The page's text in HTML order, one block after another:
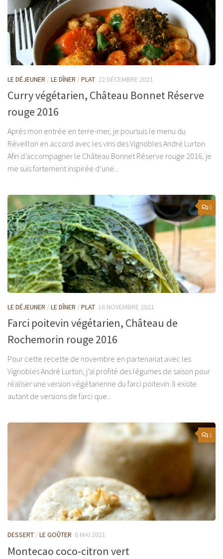
LE DÉJEUNER /LE DÎNER /PLAT 22 DÉCEMBRE 2021
Curry végétarien, Château Bonnet Réserve
rouge 2016
Après mon entrée en terre-mer, je poursuis le menu du
Réveillon en accord avec les vins des Vignobles André Lurton.
Afin d’accompagner le Château Bonnet Réserve rouge 2016, je
me suis fortement inspirée d’une...
0
LE DÉJEUNER /LE DÎNER /PLAT 16 NOVEMBRE 2021
Farci poitevin végétarien, Château de
Rochemorin rouge 2016
Pour cette recette de novembre en partenariat avec les
Vignobles André Lurton, j’ai profité des légumes de saison pour
réaliser une version végétarienne du farci poitevin. Il existe
autant de versions de farci que...
1
DESSERT /LE GOÛTER 6 MAI 2021
Montecao coco-citron vert